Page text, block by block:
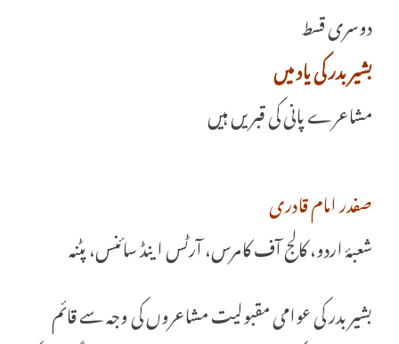
دوسری قسط
بشیر بدر کی یاد میں
مشاعرے پانی کی قبریں ہیں
صفدر امام قادری
شعبۂ اردو، کالج آف کامرس، آرٹس اینڈ سائنس، پٹنہ
بشیر بدر کی عوامی مقبولیت مشاعروں کی وجہ سے قائم